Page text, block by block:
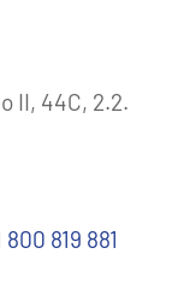
II, 44C, 2.2.
800 819 881